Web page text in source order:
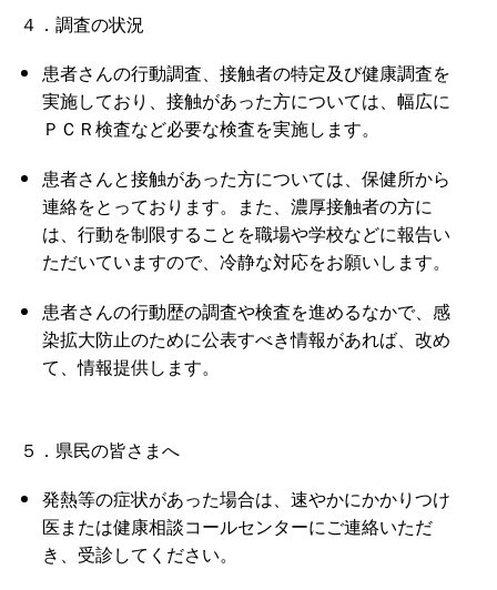
４．調査の状況
患者さんの行動調査、接触者の特定及び健康調査を
実施しており、接触があった方については、幅広に
ＰＣＲ検査など必要な検査を実施します。
患者さんと接触があった方については、保健所から
連絡をとっております。また、濃厚接触者の方に
は、行動を制限することを職場や学校などに報告い
ただいていますので、冷静な対応をお願いします。
患者さんの行動歴の調査や検査を進めるなかで、感
染拡大防止のために公表すべき情報があれば、改め
て、情報提供します。
５．県民の皆さまへ
発熱等の症状があった場合は、速やかにかかりつけ
医または健康相談コールセンターにご連絡いただ
き、受診してください。